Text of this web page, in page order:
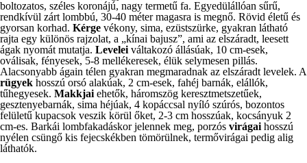
boltozatos, széles koronájú, nagy termetű fa. Egyedülállóan sűrű,
rendkívül zárt lombbú, 30-40 méter magasra is megnő. Rövid életű és
gyorsan korhad. Kérge vékony, sima, ezüstszürke, gyakran látható
rajta egy különös rajzolat, a „kínai bajusz”, ami az elszáradt, leesett
ágak nyomát mutatja. Levelei váltakozó állásúak, 10 cm-esek,
oválisak, fényesek, 5-8 mellékeresek, élük selymesen pillás.
Alacsonyabb ágain télen gyakran megmaradnak az elszáradt levelek. A
rügyek hosszú orsó alakúak, 2 cm-esek, fahéj barnák, elállók,
tűhegyesek. Makkjai ehetők, háromszög keresztmetszetűek,
gesztenyebarnák, sima héjúak, 4 kopáccsal nyíló szúrós, bozontos
felületű kupacsok veszik körül őket, 2-3 cm hosszúak, kocsányuk 2
cm-es. Barkái lombfakadáskor jelennek meg, porzós virágai hosszú
nyélen csüngő kis fejecskékben tömörülnek, termővirágai pedig alig
láthatók.